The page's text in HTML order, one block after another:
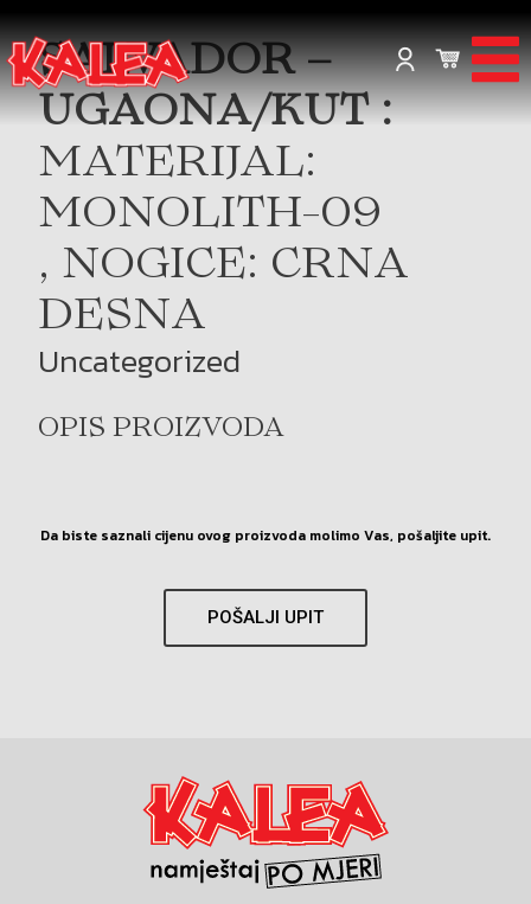
SALVADOR –
UGAONA/KUT :
MATERIJAL:
MONOLITH-09
, NOGICE: CRNA
DESNA
Uncategorized
OPIS PROIZVODA
Da biste saznali cijenu ovog proizvoda molimo Vas, pošaljite upit.
POŠALJI UPIT